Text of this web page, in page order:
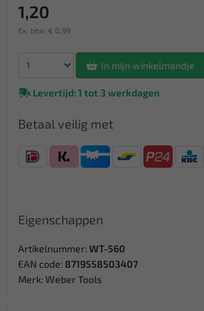
1,20
Ex. btw: € 0,99
In mijn winkelmandje
Levertijd: 1 tot 3 werkdagen
Betaal veilig met
Eigenschappen
Artikelnummer: WT-560
EAN code: 8719558503407
Merk: Weber Tools